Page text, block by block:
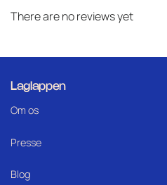
There are no reviews yet
Laglappen
Om os
Presse
Blog